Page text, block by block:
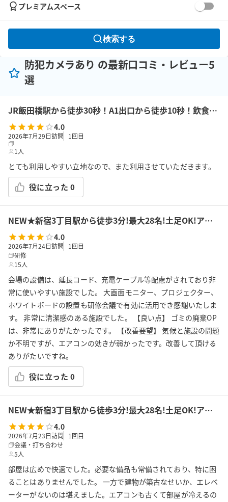
プレミアムスペース
検索する
防犯カメラあり の最新口コミ・レビュー5
選
JR飯田橋駅から徒歩30秒！A1出口から徒歩10秒！飲食持込可!高速Wi-Fi!会議/ボドゲ/推し活/女子会/サロン/控室などで利用可能!貸会議室KS6飯田橋★
4.0
2026年7月29日訪問 1 回目
1人
とても利用しやすい立地なので、また利用させていただきます。
役に立った 0
NEW★新宿3丁目駅から徒歩3分!最大28名!土足OK!アルコール可!会議/セミナー/懇親会/パーティー/ボドゲ/推し活/女子会等で利用可能!貸会議室KS9新宿
4.0
2026年7月24日訪問 1 回目
研修
15人
会場の設備は、延長コード、充電ケーブル等配慮がされており非
常に使いやすい施設でした。 大画面モニター、プロジェクター、
ホワイトボードの設置も研修会議で有効に活用でき感謝いたしま
す。 非常に清潔感のある施設でした。 【良い点】 ゴミの廃棄OP
は、非常にありがたかったです。 【改善要望】 気候と施設の問題
か不明ですが、エアコンの効きが弱かったです。改善して頂ける
ありがたいですね。
役に立った 0
NEW★新宿3丁目駅から徒歩3分!最大28名!土足OK!アルコール可!会議/セミナー/懇親会/パーティー/ボドゲ/推し活/女子会等で利用可能!貸会議室KS9新宿
4.0
2026年7月23日訪問 1 回目
会議・打ち合わせ
5人
部屋は広めで快適でした。必要な備品も常備されており、特に困
ることはありませんでした。 一方で建物が築古なせいか、エレベ
ーターがないのは堪えました。エアコンも古くて部屋が冷えるの